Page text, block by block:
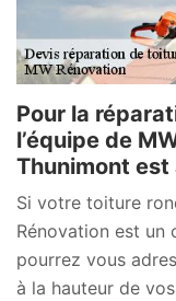
Pour la
l’équipe de
Thunimont
Si votre toiture
Rénovation est un
pourrez vous
à la hauteur de